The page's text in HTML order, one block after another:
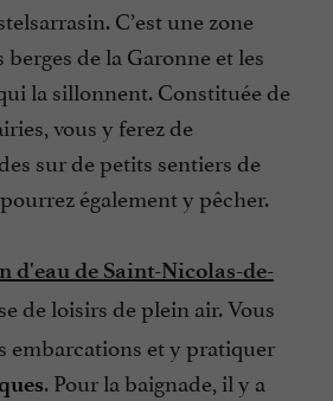
C’est une zone
de la Garonne et les
la sillonnent. Constituée de
vous y ferez de
sur de petits sentiers de
également y pêcher.
d'eau de Saint-Nicolas-de-
de loisirs de plein air. Vous
embarcations et y pratiquer
. Pour la baignade, il y a